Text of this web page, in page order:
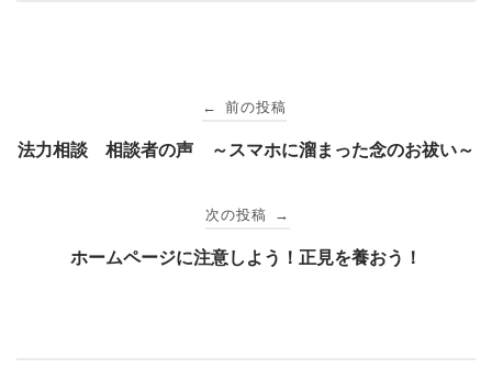
稿
← 前の投稿
法力相談 相談者の声 ～スマホに溜まった念のお祓い～
次の投稿 →
ホームページに注意しよう！正見を養おう！